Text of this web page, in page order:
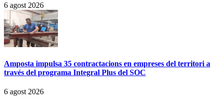
6 agost 2026
Amposta impulsa 35 contractacions en empreses del territori a
través del programa Integral Plus del SOC
6 agost 2026